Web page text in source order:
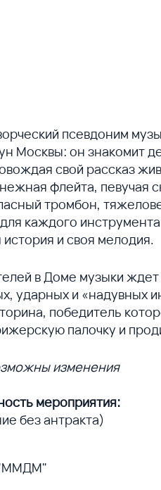
псевдоним
Москвы: он знакомит
свой рассказ
флейта, певучая
тромбон,
каждого
и своя мелодия.
в Доме музыки
ударных и «надувных
победитель
палочку и
изменения
мероприятия:
без антракта)
"ММДМ"